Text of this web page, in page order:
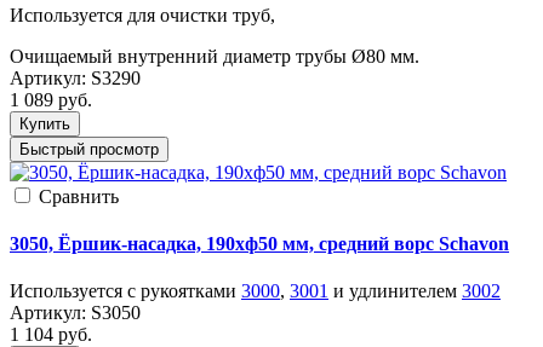
Используется для очистки труб,
Очищаемый внутренний диаметр трубы Ø80 мм.
Артикул: S3290
1 089 руб.
Купить
Быстрый просмотр
Cравнить
3050, Ёршик-насадка, 190xф50 мм, средний ворс Schavon
Используется с рукоятками 3000, 3001 и удлинителем 3002
Артикул: S3050
1 104 руб.